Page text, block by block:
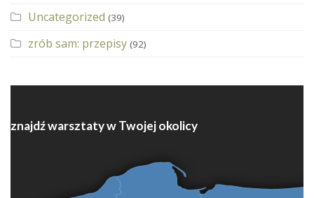
Uncategorized (39)
zrób sam: przepisy (92)
znajdź warsztaty w Twojej okolicy